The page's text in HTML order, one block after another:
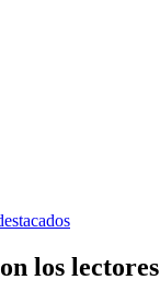
los lectores